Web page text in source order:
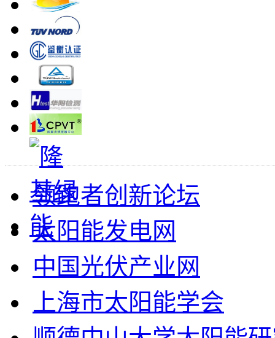
领跑者创新论坛
太阳能发电网
中国光伏产业网
上海市太阳能学会